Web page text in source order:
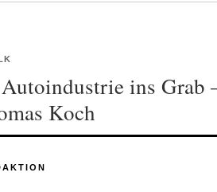
ins Grab
Koch